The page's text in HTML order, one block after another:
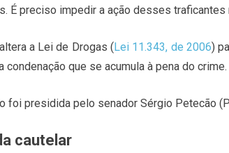
É preciso impedir a ação desses traficantes
a Lei de Drogas (Lei 11.343, de 2006)
condenação que se acumula à pena do crime.
foi presidida pelo senador Sérgio Petecão
cautelar